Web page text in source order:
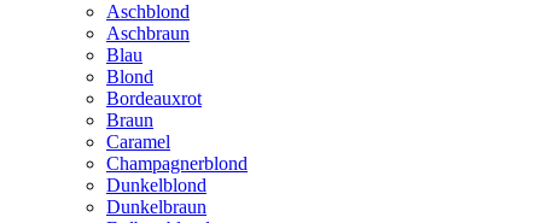
Aschblond
Aschbraun
Blau
Blond
Bordeauxrot
Braun
Caramel
Champagnerblond
Dunkelblond
Dunkelbraun